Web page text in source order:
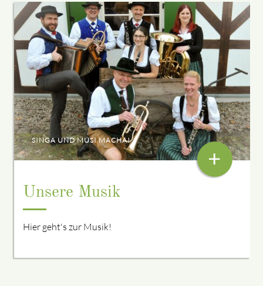
SINGA UND MUSI MACHA!
Unsere Musik
Hier geht's zur Musik!
+